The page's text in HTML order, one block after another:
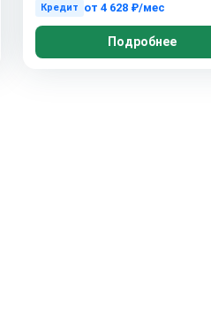
Кредит
от4 628 ₽/мес
Подробнее